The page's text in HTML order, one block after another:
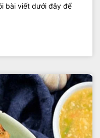
bài viết dưới đây để